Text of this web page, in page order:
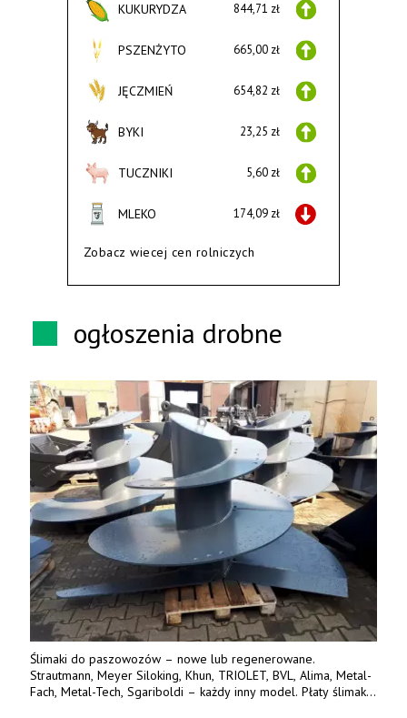
KUKURYDZA 844,71 zł
PSZENŻYTO 665,00 zł
JĘCZMIEŃ 654,82 zł
BYKI 23,25 zł
TUCZNIKI 5,60 zł
MLEKO 174,09 zł
Zobacz wiecej cen rolniczych
ogłoszenia drobne
Ślimaki do paszowozów – nowe lub regenerowane.
Strautmann, Meyer Siloking, Khun, TRIOLET, BVL, Alima, Metal-
Fach, Metal-Tech, Sgariboldi – każdy inny model. Płaty ślimaka